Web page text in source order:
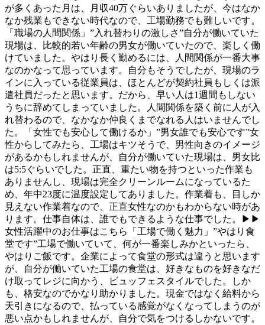
が多くあった月は、月収40万ぐらいありましたが、今はなか
なか残業もできない時代なので、工場勤務でも難しいです。
「職場の人間関係」”入れ替わりの激しさ”自分が働いていた
現場は、比較的若い年齢の男女が働いていたので、楽しく働
けていました。やはり長く勤めるには、人間関係が一番大事
なのかなって思っています。自分もそうでしたが、現場のラ
インに入っている従業員は、ほとんどが契約社員もしくは派
遣社員だったと思います。だから、早い人は1週間もしない
うちに辞めてしまっていました。人間関係を築く前に人が入
れ替わるので、なかなか仲良くまでなれる人はいませんでし
た。「女性でも安心して働けるか」”男女誰でも安心です”女
性からしてみたら、工場はキツそうで、男性向きのイメージ
があるかもしれませんが、自分が働いていた現場は、男女比
は5:5ぐらいでした。正直、重たい物を持つといった作業も
ありませんし、現場は完全クリーンルームになっているた
め、年中23度に温度設定してありました。作業着も、目しか
見えない作業着なので、正直女性なのかもわからない時があ
ります。仕事自体は、誰でもできるような仕事でした。▶▶
女性活躍中のお仕事はこちら「工場で働く魅力」”やはり食
堂です”工場で働いていて、何が一番楽しみかといったら、
やはりご飯です。企業によって食堂の形式は違うと思います
が、自分が働いていた工場の食堂は、好きなものを好きなだ
け取ってレジに向かう、ビュッフェスタイルでした。しか
も、格安なのでかなり助かりました。現金ではなく給料から
天引きになるので、払っている感覚がなくなってしまうのが
悪い点かもしれませんが、自分で気をつけるしかないです。